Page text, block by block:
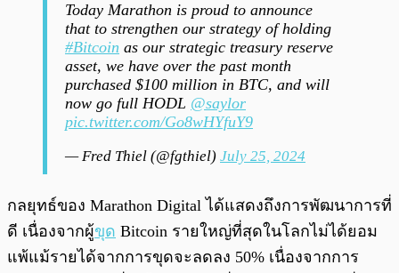
Today Marathon is proud to announce
that to strengthen our strategy of holding
#Bitcoin as our strategic treasury reserve
asset, we have over the past month
purchased $100 million in BTC, and will
now go full HODL @saylor
pic.twitter.com/Go8wHYfuY9
— Fred Thiel (@fgthiel) July 25, 2024
กลยุทธ์ของ Marathon Digital ได้แสดงถึงการพัฒนาการที่
ดี เนื่องจากผู้ขุด Bitcoin รายใหญ่ที่สุดในโลกไม่ได้ยอม
แพ้แม้รายได้จากการขุดจะลดลง 50% เนื่องจากการ